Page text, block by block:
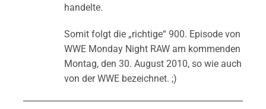
handelte.
Somit folgt die „richtige“ 900. Episode von
WWE Monday Night RAW am kommenden
Montag, den 30. August 2010, so wie auch
von der WWE bezeichnet. ;)